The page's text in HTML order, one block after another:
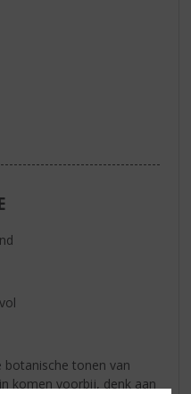
botanische tonen van
komen voorbij, denk aan